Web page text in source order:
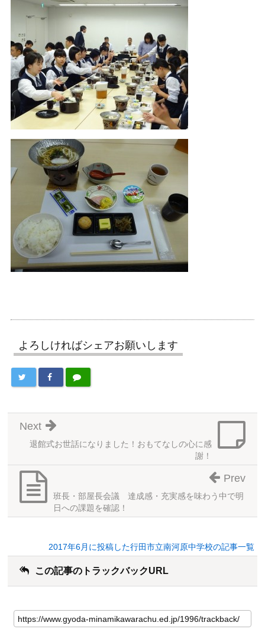
よろしければシェアお願いします
退館式お世話になりました！おもてなしの心に感
謝！
Next
班長・部屋長会議 達成感・充実感を味わう中で明
日への課題を確認！
Prev
2017年6月に投稿した行田市立南河原中学校の記事一覧
この記事のトラックバックURL